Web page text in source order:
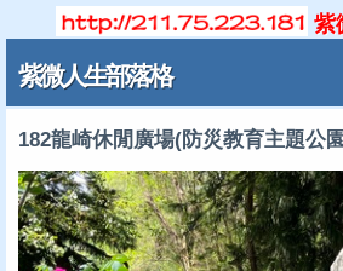
紫
紫微人生部落格
182龍崎休閒廣場(防災教育主題公